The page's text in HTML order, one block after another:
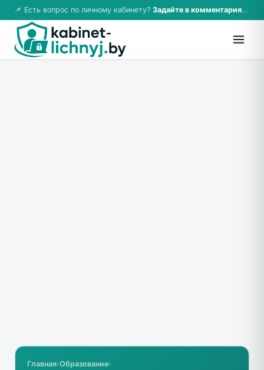
📌 Есть вопрос по личному кабинету? Задайте в комментариях — ответим!
Главная›Образование›